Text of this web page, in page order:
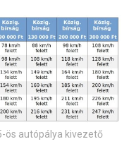
ös autópálya kivezető